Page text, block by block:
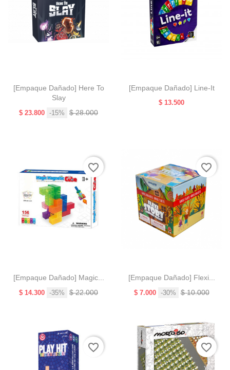
[Empaque Dañado] Here To
Slay
Precio
$ 23.800 -15%
Precio
$ 28.000
[Empaque Dañado] Line-It
Precio
$ 13.500
[Empaque Dañado] Magic...
Precio
$ 14.300 -35%
Precio
$ 22.000
favorite_border
[Empaque Dañado] Flexi...
Precio
$ 7.000 -30% Precio
$ 10.000
favorite_border
favorite_border
oferta!
favorite_border